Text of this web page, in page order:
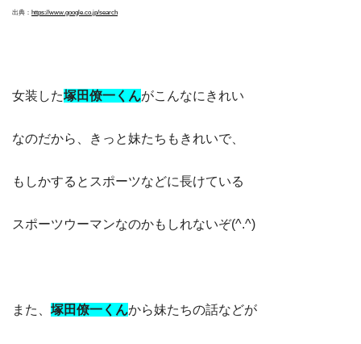
出典： https://www.google.co.jp/search
女装した塚田僚一くんがこんなにきれい
なのだから、きっと妹たちもきれいで、
もしかするとスポーツなどに長けている
スポーツウーマンなのかもしれないぞ(^.^)
また、 塚田僚一く んから妹たちの話などが